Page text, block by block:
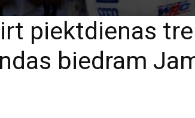
piektdienas
biedram